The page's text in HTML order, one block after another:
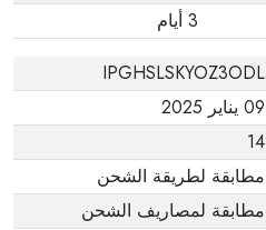
3 أيام
IPGHSLSKYOZ3ODL
09 يناير 2025
14
مطابقة لطريقة الشحن
مطابقة لمصاريف الشحن